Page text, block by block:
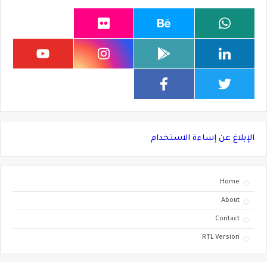
الإبلاغ عن إساءة الاستخدام
Home
About
Contact
RTL Version